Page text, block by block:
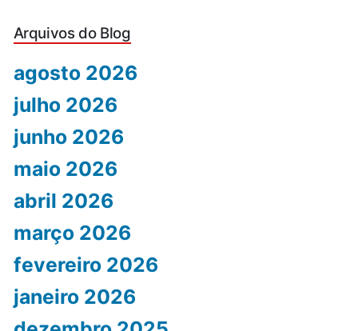
Arquivos do Blog
agosto 2026
julho 2026
junho 2026
maio 2026
abril 2026
março 2026
fevereiro 2026
janeiro 2026